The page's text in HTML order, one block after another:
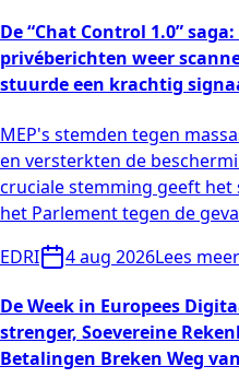
De “Chat Control 1.0”
privéberichten weer
stuurde een krachtig
MEP's stemden tegen
en versterkten de
cruciale stemming geeft het
het Parlement tegen de
EDRI
4 aug 2026Lees meer
De Week in Europees
strenger, Soevereine
Betalingen Breken Weg